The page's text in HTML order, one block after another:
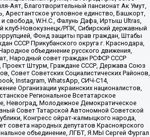
Аят, Благотворительный пансионат Ак Умут,
Арестантское уголовное единство, Башкорт,
свобода, W.H.С., Фалунь Дафа, Иртыш Ultras,
клуб-Новокузнецк/РПК, Сибирский державный
Фонд защиты прав граждан, Штабы
СССР Прикубанского округа г. Краснодара,
объединение русского движения,
Народный совет граждан РСФСР СССР
Проект Штурм, Граждане СССР, Держава Союз
Совет Советских Социалистических Районов,
Instagram, WhatsApp, СИЧ-С14,
Организации украинских националистов,
Региональное Всетатарское
Невоград, Молодежное Демократическое
Совет Татарской Автономной Советской
Конгресс ойрат-калмыцкого народа,
совета народных депутатов Красноярского
объединение, ЛГБТ, Я.МЫ Сергей Фургал